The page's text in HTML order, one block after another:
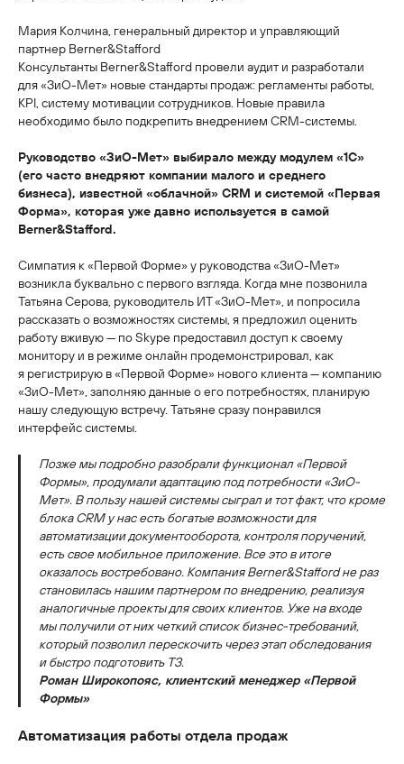
Мария Колчина, генеральный директор и управляющий
партнер Berner&Stafford
Консультанты Berner&Stafford провели аудит и разработали
для «ЗиО-Мет» новые стандарты продаж: регламенты работы,
KPI, систему мотивации сотрудников. Новые правила
необходимо было подкрепить внедрением CRM-системы.
Руководство «ЗиО-Мет» выбирало между модулем «1С»
(его часто внедряют компании малого и среднего
бизнеса), известной «облачной» CRM и системой «Первая
Форма», которая уже давно используется в самой
Berner&Stafford.
Симпатия к «Первой Форме» у руководства «ЗиО-Мет»
возникла буквально с первого взгляда. Когда мне позвонила
Татьяна Серова, руководитель ИТ «ЗиО-Мет», и попросила
рассказать о возможностях системы, я предложил оценить
работу вживую — по Skype предоставил доступ к своему
монитору и в режиме онлайн продемонстрировал, как
я регистрирую в «Первой Форме» нового клиента — компанию
«ЗиО-Мет», заполняю данные о его потребностях, планирую
нашу следующую встречу. Татьяне сразу понравился
интерфейс системы.
Позже мы подробно разобрали функционал «Первой
Формы», продумали адаптацию под потребности «ЗиО-
Мет». В пользу нашей системы сыграл и тот факт, что кроме
блока CRM у нас есть богатые возможности для
автоматизации документооборота, контроля поручений,
есть свое мобильное приложение. Все это в итоге
оказалось востребовано. Компания Berner&Stafford не раз
становилась нашим партнером по внедрению, реализуя
аналогичные проекты для своих клиентов. Уже на входе
мы получили от них четкий список бизнес-требований,
который позволил перескочить через этап обследования
и быстро подготовить ТЗ.
Роман Широкопояс, клиентский менеджер «Первой
Формы»
Автоматизация работы отдела продаж